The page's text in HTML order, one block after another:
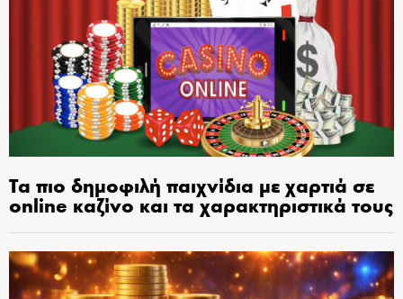
Τα πιο δημοφιλή παιχνίδια με χαρτιά σε
online καζίνο και τα χαρακτηριστικά τους